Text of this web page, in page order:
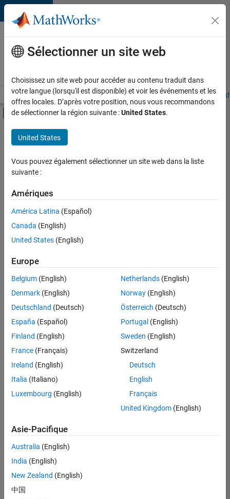
Passer au contenu
Votre
carrière
chez
Accueil Explorer nos opportunités Adresses de nos bureaux
Activer/désactiver l'affichage du menu
Contenu principal
FILTRER PAR
Support client
Opérations commerciales
Communication marketing
Actuellement,
aucune
offre
d'emploi
correspondant
à vos
critères
de
recherche.
Vous
pouvez
élargir
votre
recherche
ou
afficher
l’ensemble
d'emploi.
malgré
tout
vous
trouvez
Sélectionner un site web
Choisissez un site web pour accéder au contenu traduit dans
votre langue (lorsqu'il est disponible) et voir les événements et les
offres locales. D’après votre position, nous vous recommandons
de sélectionner la région suivante :United States.
United States
Vous pouvez également sélectionner un site web dans la liste
suivante :
Amériques
América Latina (Español)
Canada (English)
United States (English)
Europe
Belgium (English)
Denmark (English)
Deutschland (Deutsch)
España (Español)
Finland (English)
France (Français)
Ireland (English)
Italia (Italiano)
Luxembourg (English)
Netherlands(English)
Norway(English)
Österreich (Deutsch)
Portugal (English)
Sweden (English)
Switzerland
Deutsch
English
Français
United Kingdom(English)
Asie-Pacifique
Australia (English)
India (English)
New Zealand (English)
中国